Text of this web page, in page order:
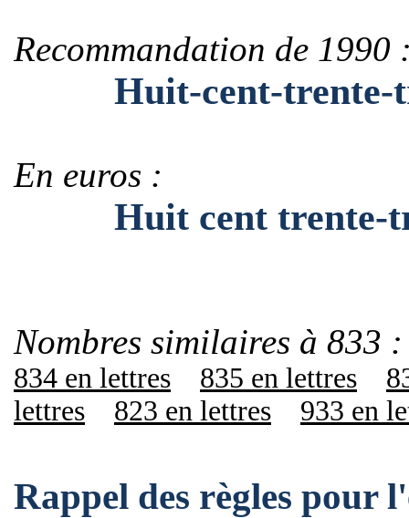
Recommandation de 1990
Huit-cent-trente-
En euros :
Huit cent trente-
Nombres similaires à 833 :
834 en lettres 835 en lettres
lettres
823 en lettres 933 en
Rappel des règles pour